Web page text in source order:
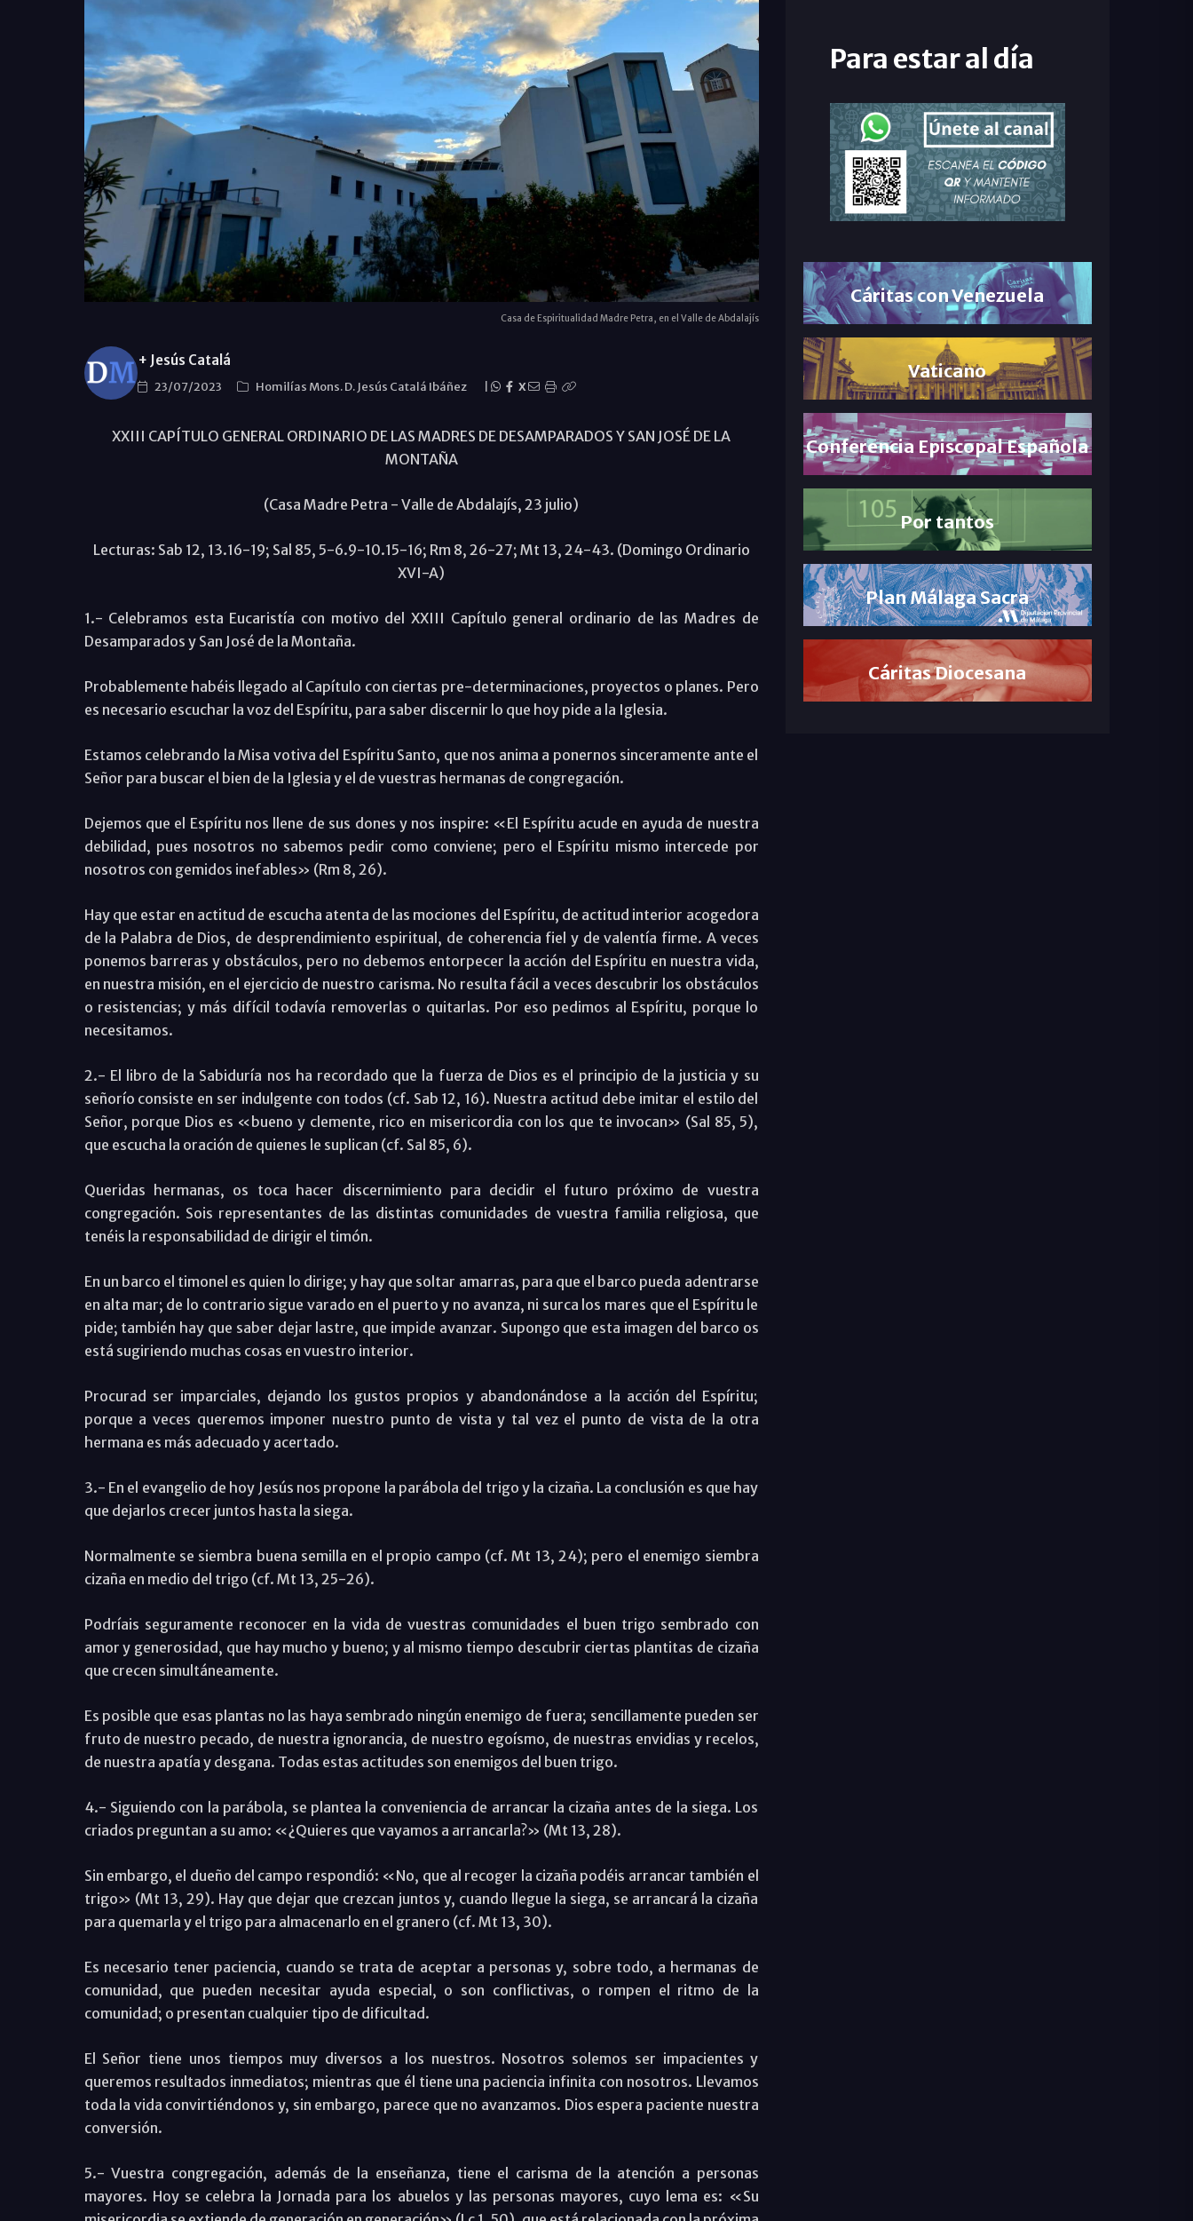
Casa de Espiritualidad Madre Petra, en el Valle de Abdalajís
+ Jesús Catalá
23/07/2023 Homilías Mons. D. Jesús Catalá Ibáñez X
XXIII CAPÍTULO GENERAL ORDINARIO DE LAS MADRES DE DESAMPARADOS Y SAN JOSÉ DE LA
MONTAÑA
(Casa Madre Petra - Valle de Abdalajís, 23 julio)
Lecturas: Sab 12, 13.16-19; Sal 85, 5-6.9-10.15-16; Rm 8, 26-27; Mt 13, 24-43. (Domingo Ordinario
XVI-A)
1.- Celebramos esta Eucaristía con motivo del XXIII Capítulo general ordinario de las Madres de
Desamparados y San José de la Montaña.
Probablemente habéis llegado al Capítulo con ciertas pre-determinaciones, proyectos o planes. Pero
es necesario escuchar la voz del Espíritu, para saber discernir lo que hoy pide a la Iglesia.
Estamos celebrando la Misa votiva del Espíritu Santo, que nos anima a ponernos sinceramente ante el
Señor para buscar el bien de la Iglesia y el de vuestras hermanas de congregación.
Dejemos que el Espíritu nos llene de sus dones y nos inspire: «El Espíritu acude en ayuda de nuestra
debilidad, pues nosotros no sabemos pedir como conviene; pero el Espíritu mismo intercede por
nosotros con gemidos inefables» (Rm 8, 26).
Hay que estar en actitud de escucha atenta de las mociones del Espíritu, de actitud interior acogedora
de la Palabra de Dios, de desprendimiento espiritual, de coherencia fiel y de valentía firme. A veces
ponemos barreras y obstáculos, pero no debemos entorpecer la acción del Espíritu en nuestra vida,
en nuestra misión, en el ejercicio de nuestro carisma. No resulta fácil a veces descubrir los obstáculos
o resistencias; y más difícil todavía removerlas o quitarlas. Por eso pedimos al Espíritu, porque lo
necesitamos.
2.- El libro de la Sabiduría nos ha recordado que la fuerza de Dios es el principio de la justicia y su
señorío consiste en ser indulgente con todos (cf. Sab 12, 16). Nuestra actitud debe imitar el estilo del
Señor, porque Dios es «bueno y clemente, rico en misericordia con los que te invocan» (Sal 85, 5),
que escucha la oración de quienes le suplican (cf. Sal 85, 6).
Queridas hermanas, os toca hacer discernimiento para decidir el futuro próximo de vuestra
congregación. Sois representantes de las distintas comunidades de vuestra familia religiosa, que
tenéis la responsabilidad de dirigir el timón.
En un barco el timonel es quien lo dirige; y hay que soltar amarras, para que el barco pueda adentrarse
en alta mar; de lo contrario sigue varado en el puerto y no avanza, ni surca los mares que el Espíritu le
pide; también hay que saber dejar lastre, que impide avanzar. Supongo que esta imagen del barco os
está sugiriendo muchas cosas en vuestro interior.
Procurad ser imparciales, dejando los gustos propios y abandonándose a la acción del Espíritu;
porque a veces queremos imponer nuestro punto de vista y tal vez el punto de vista de la otra
hermana es más adecuado y acertado.
3.- En el evangelio de hoy Jesús nos propone la parábola del trigo y la cizaña. La conclusión es que hay
que dejarlos crecer juntos hasta la siega.
Normalmente se siembra buena semilla en el propio campo (cf. Mt 13, 24); pero el enemigo siembra
cizaña en medio del trigo (cf. Mt 13, 25-26).
Podríais seguramente reconocer en la vida de vuestras comunidades el buen trigo sembrado con
amor y generosidad, que hay mucho y bueno; y al mismo tiempo descubrir ciertas plantitas de cizaña
que crecen simultáneamente.
Es posible que esas plantas no las haya sembrado ningún enemigo de fuera; sencillamente pueden ser
fruto de nuestro pecado, de nuestra ignorancia, de nuestro egoísmo, de nuestras envidias y recelos,
de nuestra apatía y desgana. Todas estas actitudes son enemigos del buen trigo.
4.- Siguiendo con la parábola, se plantea la conveniencia de arrancar la cizaña antes de la siega. Los
criados preguntan a su amo: «¿Quieres que vayamos a arrancarla?» (Mt 13, 28).
Sin embargo, el dueño del campo respondió: «No, que al recoger la cizaña podéis arrancar también el
trigo» (Mt 13, 29). Hay que dejar que crezcan juntos y, cuando llegue la siega, se arrancará la cizaña
para quemarla y el trigo para almacenarlo en el granero (cf. Mt 13, 30).
Es necesario tener paciencia, cuando se trata de aceptar a personas y, sobre todo, a hermanas de
comunidad, que pueden necesitar ayuda especial, o son conflictivas, o rompen el ritmo de la
comunidad; o presentan cualquier tipo de dificultad.
El Señor tiene unos tiempos muy diversos a los nuestros. Nosotros solemos ser impacientes y
queremos resultados inmediatos; mientras que él tiene una paciencia infinita con nosotros. Llevamos
toda la vida convirtiéndonos y, sin embargo, parece que no avanzamos. Dios espera paciente nuestra
conversión.
5.- Vuestra congregación, además de la enseñanza, tiene el carisma de la atención a personas
mayores. Hoy se celebra la Jornada para los abuelos y las personas mayores, cuyo lema es: «Su
Para estar al día
Cáritas con Venezuela
Vaticano
Conferencia Episcopal Española
Por tantos
Plan Málaga Sacra
Cáritas Diocesana